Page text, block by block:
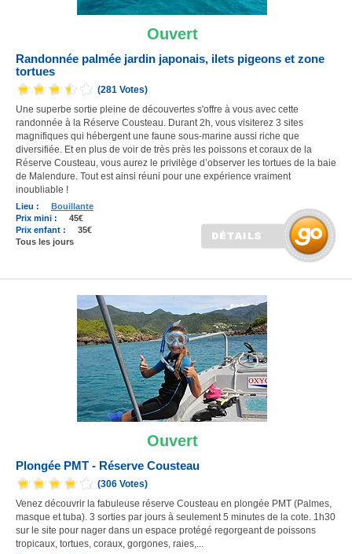
Ouvert
Randonnée palmée jardin japonais, ilets pigeons et zone
tortues
(281 Votes)
Une superbe sortie pleine de découvertes s'offre à vous avec cette
randonnée à la Réserve Cousteau. Durant 2h, vous visiterez 3 sites
magnifiques qui hébergent une faune sous-marine aussi riche que
diversifiée. Et en plus de voir de très près les poissons et coraux de la
Réserve Cousteau, vous aurez le privilège d’observer les tortues de la baie
de Malendure. Tout est ainsi réuni pour une expérience vraiment
inoubliable !
Lieu :
Bouillante
Prix mini :
45€
Prix enfant :
35€
Tous les jours
Ouvert
Plongée PMT - Réserve Cousteau
(306 Votes)
Venez découvrir la fabuleuse réserve Cousteau en plongée PMT (Palmes,
masque et tuba). 3 sorties par jours à seulement 5 minutes de la cote. 1h30
sur le site pour nager dans un espace protégé regorgeant de poissons
tropicaux, tortues, coraux, gorgones, raies,...